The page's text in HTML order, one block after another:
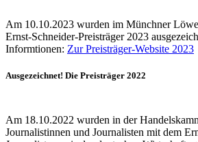
Am 10.10.2023 wurden im Münchner
Ernst-Schneider-Preisträger 2023
Informtionen: Zur Preisträger-Website 2023
Ausgezeichnet! Die Preisträger 2022
Am 18.10.2022 wurden in der
Journalistinnen und Journalisten mit dem